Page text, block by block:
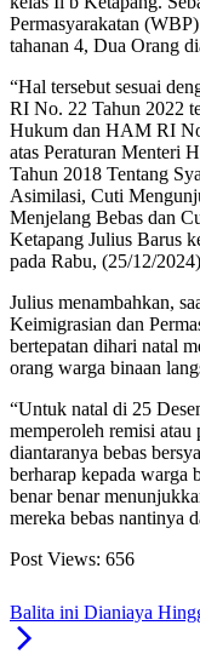
Permasyarakatan
tahanan 4, Dua Orang
“Hal tersebut sesuai
RI No. 22 Tahun 2022
Hukum dan HAM RI
atas Peraturan Menteri
Tahun 2018 Tentang
Asimilasi, Cuti
Menjelang Bebas dan
Ketapang Julius Barus
pada Rabu, (25/12/
Julius menambahkan,
Keimigrasian dan
bertepatan dihari natal
orang warga binaan
“Untuk natal di 25
memperoleh remisi atau
diantaranya bebas
berharap kepada warga
benar benar
mereka bebas nantinya
Post Views: 656
Balita ini Dianiaya